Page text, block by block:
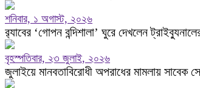
শনিবার, ১ অগাস্ট, ২০২৬
র‍্যাবের ‘গোপন বন্দিশালা’ ঘুরে দেখলেন
বৃহস্পতিবার, ২৩ জুলাই, ২০২৬
জুলাইয়ে মানবতাবিরোধী অপরাধের মামলায় সাবেক